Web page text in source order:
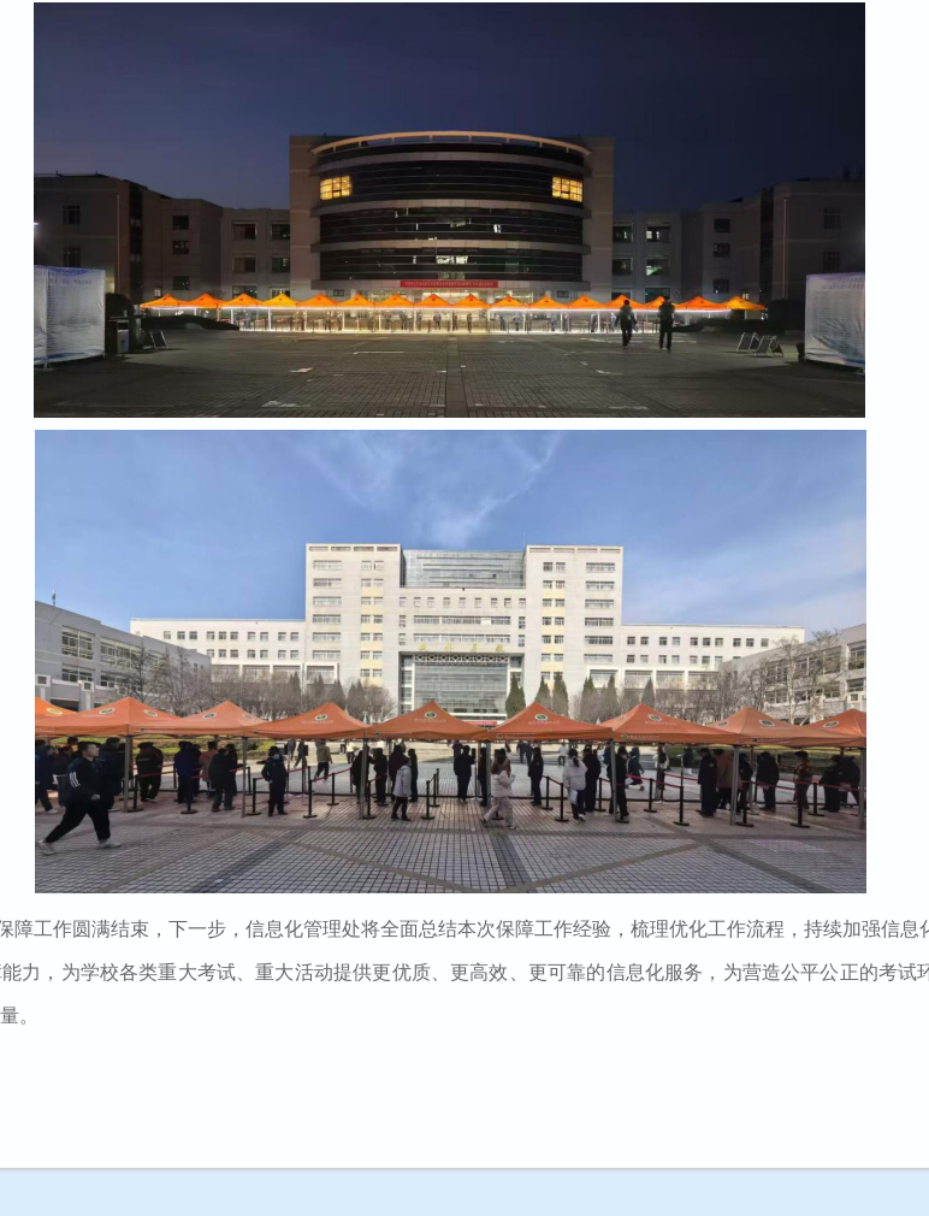
障工作圆满结束， 下一步，信息化管理处将全面总结本次保障工作经验，梳理优化工作流程，持续加强信息
力，为学校各类重大考试、重大活动提供更优质、更高效、更可靠的信息化服务，为营造公平公正的考试
。